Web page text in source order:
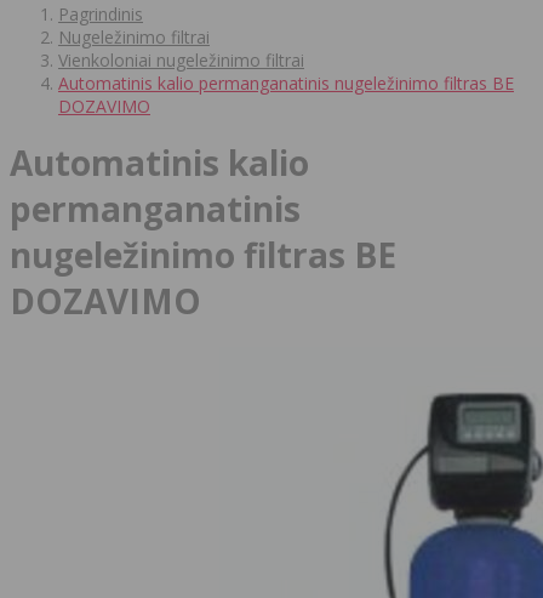
Pagrindinis
Nugeležinimo filtrai
Vienkoloniai nugeležinimo filtrai
Automatinis kalio permanganatinis nugeležinimo filtras BE
DOZAVIMO
Automatinis kalio
permanganatinis
nugeležinimo filtras BE
DOZAVIMO